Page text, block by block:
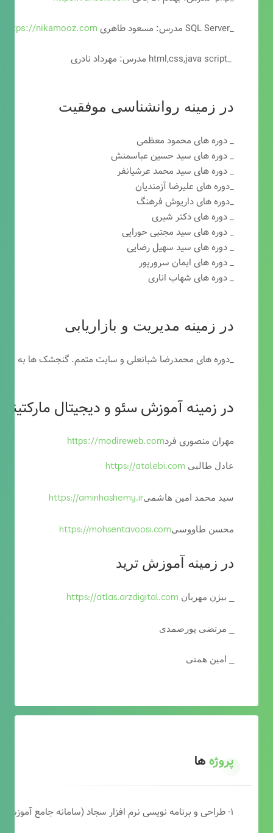
_SQL Server مدرس: مسعود طاهری
https://nikamooz.com
_html,css,java script مدرس: مهرداد نادری
در زمینه روانشناسی موفقیت
_ دوره های محمود معظمی
_ دوره های سید حسین عباسمنش
_ دوره های سید محمد عرشیانفر
_دوره های علیرضا آزمندیان
_دوره های داریوش فرهنگ
_ دوره های دکتر شیری
_ دوره های سید مجتبی حورایی
_ دوره های سید سهیل رضایی
_ دوره های ایمان سرورپور
_ دوره های شهاب اناری
در زمینه مدیریت و بازاریابی
_دوره های محمدرضا شبانعلی و سایت متمم. گنجشک ها به
در زمینه آموزش سئو و دیجیتال
مهران منصوری فردhttps://modireweb.com
عادل طالبی https://atalebi.com
سید محمد امین هاشمیhttps://aminhashemy.ir
محسن طاووسیhttps://mohsentavoosi.com
در زمینه آموزش ترید
_ بیژن مهربان https://atlas.arzdigital.com
_ مرتضی پورصمدی
_ امین همتی
پروژهها
۱- طراحی و برنامه نویسی نرم افزار سجاد (سامانه جامع آموزشی دارالقرآن)